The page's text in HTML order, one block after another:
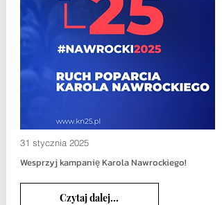
31 stycznia 2025
Wesprzyj kampanię Karola Nawrockiego!
Czytaj dalej...